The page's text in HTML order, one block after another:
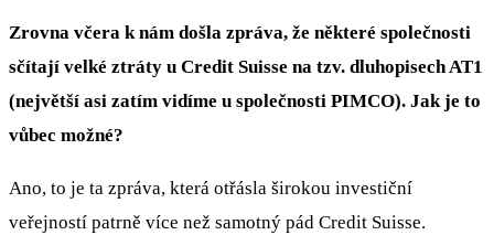
Zrovna včera k nám došla zpráva, že některé společnosti
sčítají velké ztráty u Credit Suisse na tzv. dluhopisech AT1
(největší asi zatím vidíme u společnosti PIMCO). Jak je to
vůbec možné?
Ano, to je ta zpráva, která otřásla širokou investiční
veřejností patrně více než samotný pád Credit Suisse.